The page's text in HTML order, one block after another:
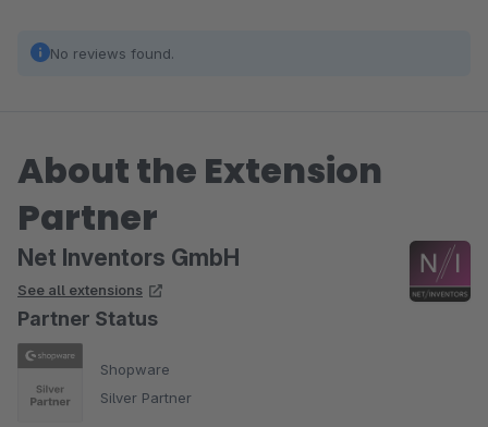
No reviews found.
About the Extension
Partner
Net Inventors GmbH
See all extensions
Partner Status
Shopware
Silver Partner